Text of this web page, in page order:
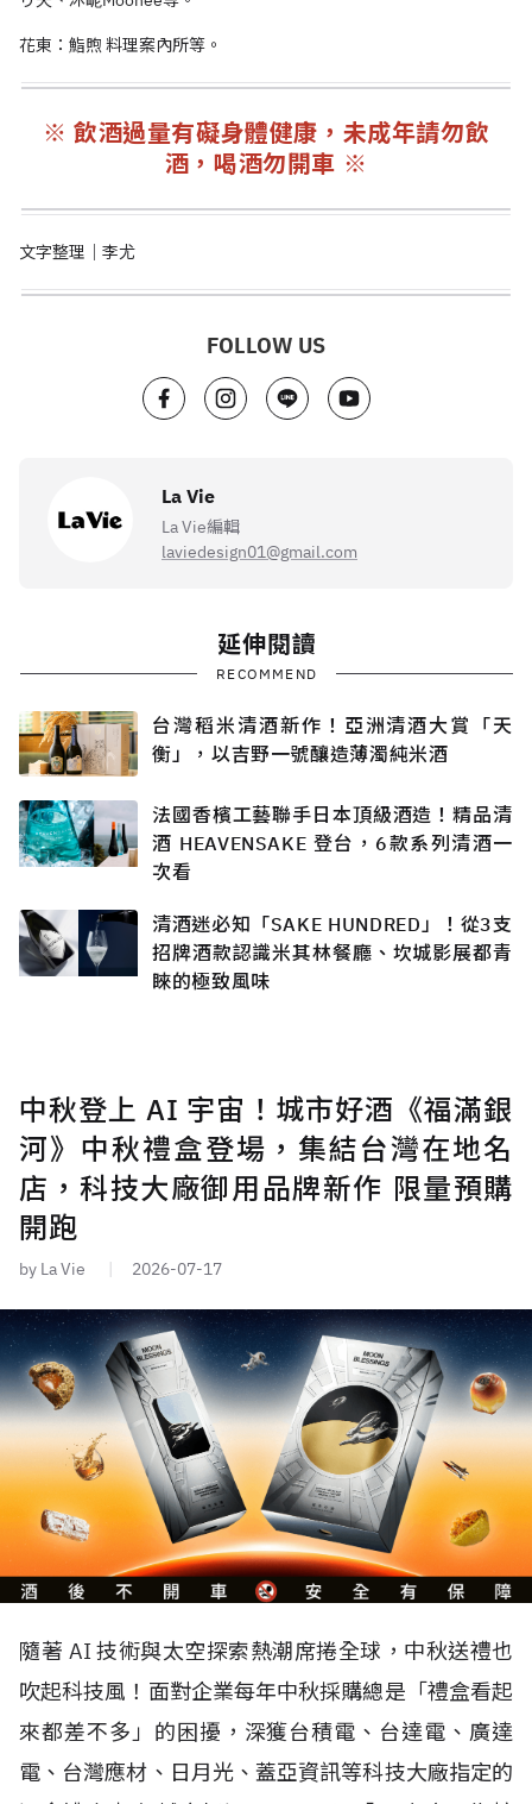
花東：鮨煦 料理案內所等。
※ 飲酒過量有礙身體健康，未成年請勿飲
酒，喝酒勿開車 ※
文字整理｜李尤
FOLLOW US
La Vie
La Vie編輯
laviedesign01@gmail.com
延伸閱讀
RECOMMEND
台灣稻米清酒新作！亞洲清酒大賞「天
衡」，以吉野一號釀造薄濁純米酒
法國香檳工藝聯手日本頂級酒造！精品清
酒 HEAVENSAKE 登台，6款系列清酒一
次看
清酒迷必知「SAKE HUNDRED」！從3支
招牌酒款認識米其林餐廳、坎城影展都青
睞的極致風味
中秋登上 AI 宇宙！城市好酒《福滿銀
河》中秋禮盒登場，集結台灣在地名
店，科技大廠御用品牌新作 限量預購
開跑
by La Vie 2026-07-17
隨著 AI 技術與太空探索熱潮席捲全球，中秋送禮也
吹起科技風！面對企業每年中秋採購總是「禮盒看起
來都差不多」的困擾，深獲台積電、台達電、廣達
電、台灣應材、日月光、蓋亞資訊等科技大廠指定的